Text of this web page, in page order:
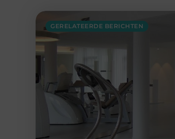
GERELATEERDE BERICHTEN